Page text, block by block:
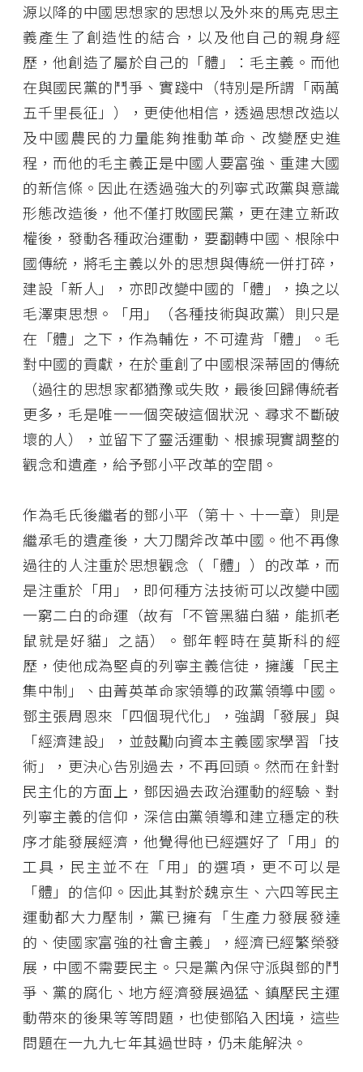
源以降的中國思想家的思想以及外來的馬克思主
義產生了創造性的結合，以及他自己的親身經
歷，他創造了屬於自己的「體」：毛主義。而他
在與國民黨的鬥爭、實踐中（特別是所謂「兩萬
五千里長征」），更使他相信，透過思想改造以
及中國農民的力量能夠推動革命、改變歷史進
程，而他的毛主義正是中國人要富強、重建大國
的新信條。因此在透過強大的列寧式政黨與意識
形態改造後，他不僅打敗國民黨，更在建立新政
權後，發動各種政治運動，要翻轉中國、根除中
國傳統，將毛主義以外的思想與傳統一併打碎，
建設「新人」，亦即改變中國的「體」，換之以
毛澤東思想。「用」（各種技術與政黨）則只是
在「體」之下，作為輔佐，不可違背「體」。毛
對中國的貢獻，在於重創了中國根深蒂固的傳統
（過往的思想家都猶豫或失敗，最後回歸傳統者
更多，毛是唯一一個突破這個狀況、尋求不斷破
壞的人），並留下了靈活運動、根據現實調整的
觀念和遺產，給予鄧小平改革的空間。
作為毛氏後繼者的鄧小平（第十、十一章）則是
繼承毛的遺產後，大刀闊斧改革中國。他不再像
過往的人注重於思想觀念（「體」）的改革，而
是注重於「用」，即何種方法技術可以改變中國
一窮二白的命運（故有「不管黑貓白貓，能抓老
鼠就是好貓」之語）。鄧年輕時在莫斯科的經
歷，使他成為堅貞的列寧主義信徒，擁護「民主
集中制」、由菁英革命家領導的政黨領導中國。
鄧主張周恩來「四個現代化」，強調「發展」與
「經濟建設」，並鼓勵向資本主義國家學習「技
術」，更決心告別過去，不再回頭。然而在針對
民主化的方面上，鄧因過去政治運動的經驗、對
列寧主義的信仰，深信由黨領導和建立穩定的秩
序才能發展經濟，他覺得他已經選好了「用」的
工具，民主並不在「用」的選項，更不可以是
「體」的信仰。因此其對於魏京生、六四等民主
運動都大力壓制，黨已擁有「生產力發展發達
的、使國家富強的社會主義」，經濟已經繁榮發
展，中國不需要民主。只是黨內保守派與鄧的鬥
爭、黨的腐化、地方經濟發展過猛、鎮壓民主運
動帶來的後果等等問題，也使鄧陷入困境，這些
問題在一九九七年其過世時，仍未能解決。